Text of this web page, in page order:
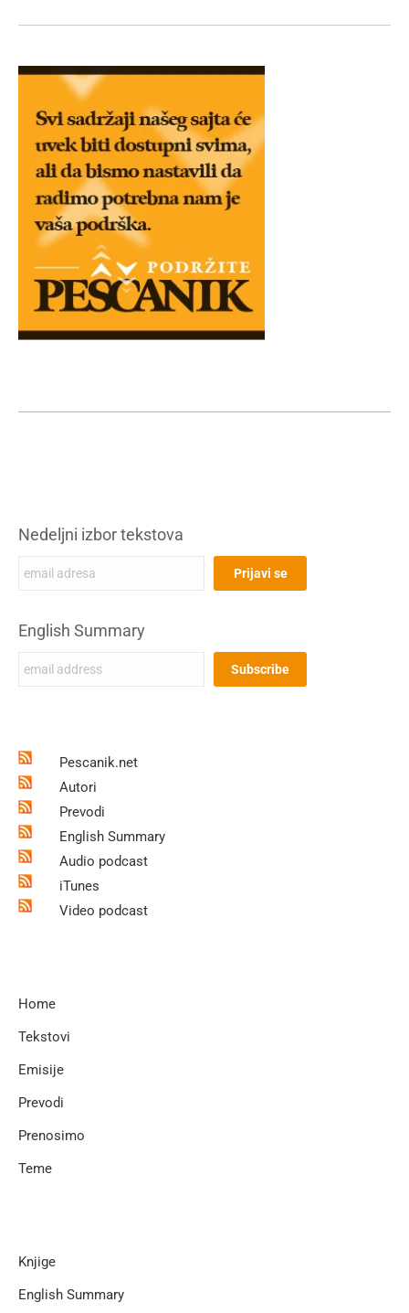
Nedeljni izbor tekstova
English Summary
Pescanik.net
Autori
Prevodi
English Summary
Audio podcast
iTunes
Video podcast
Home
Tekstovi
Emisije
Prevodi
Prenosimo
Teme
Knjige
English Summary